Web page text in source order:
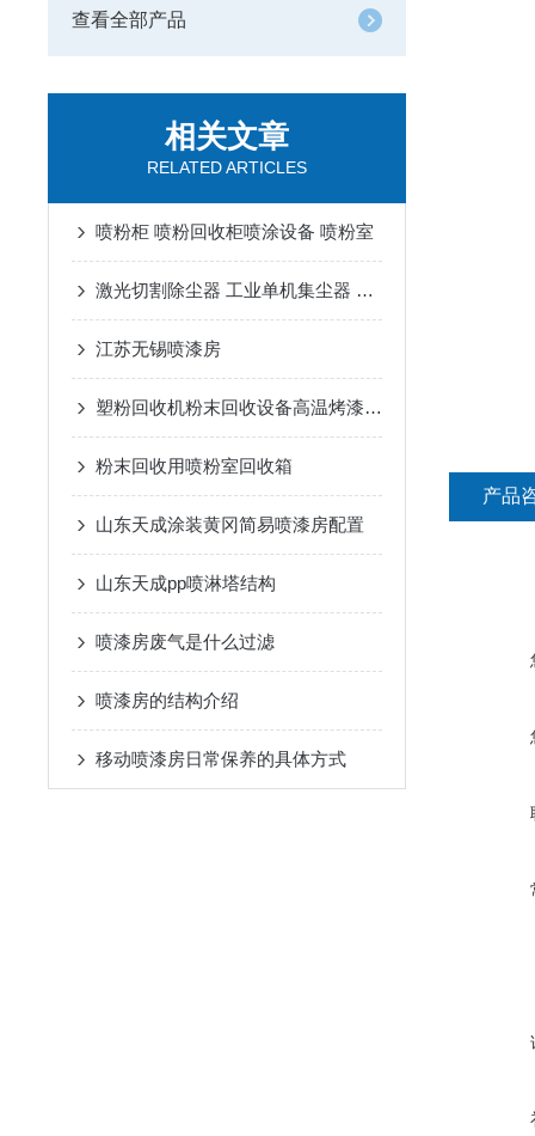
查看全部产品
相关文章
RELATED ARTICLES
喷粉柜 喷粉回收柜喷涂设备 喷粉室
激光切割除尘器 工业单机集尘器 小型除尘设备
江苏无锡喷漆房
塑粉回收机粉末回收设备高温烤漆房滤芯粉尘处理设备
粉末回收用喷粉室回收箱
山东天成涂装黄冈简易喷漆房配置
山东天成pp喷淋塔结构
喷漆房废气是什么过滤
喷漆房的结构介绍
移动喷漆房日常保养的具体方式
产品